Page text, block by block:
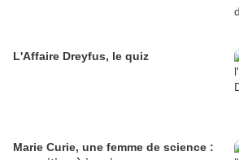
L'Affaire Dreyfus, le quiz
Marie Curie, une femme de science :